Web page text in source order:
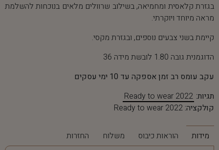
בגזרת קלאסית ומחמיאה, בשילוב שרוולים מלאים בנוכחות להשלמת
מראה מיוחד ויוקרתי.
קיימת בשני צבעים נוספים, ובגזרת מקסי.
הדוגמנית גובה 1.80 לובשת מידה 36
עקב עומס רב זמן אספקה עד 10 ימי עסקים
תגיות: Ready to wear 2022
קולקציה: Ready to wear 2022
מידות הוראות כיבוס משלוח החזרות